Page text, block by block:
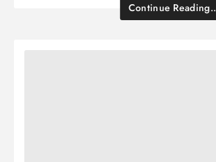
Continue Reading..